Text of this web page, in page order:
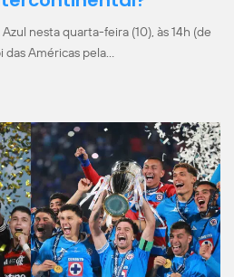
nesta quarta-feira (10), às 14h (de
Américas pela…